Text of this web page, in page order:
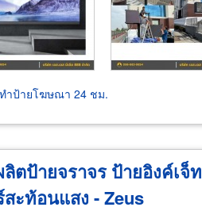
ำป้ายโฆษณา 24 ชม.
ลิตป้ายจราจร ป้ายอิงค์เจ็ท
สะท้อนแสง - Zeus